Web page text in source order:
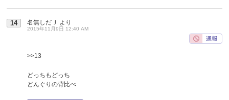
14 名無しだＪ より
2015年11月9日 12:40 AM
>>13
どっちもどっち
どんぐりの背比べ